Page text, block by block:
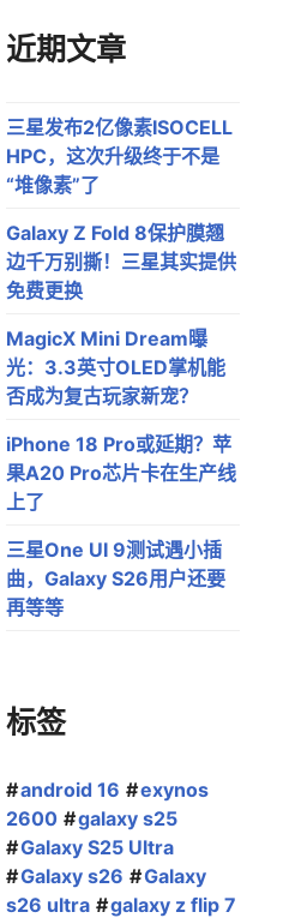
近期文章
三星发布2亿像素ISOCELL
HPC，这次升级终于不是
“堆像素”了
Galaxy Z Fold 8保护膜翘
边千万别撕！三星其实提供
免费更换
MagicX Mini Dream曝
光：3.3英寸OLED掌机能
否成为复古玩家新宠？
iPhone 18 Pro或延期？苹
果A20 Pro芯片卡在生产线
上了
三星One UI 9测试遇小插
曲，Galaxy S26用户还要
再等等
标签
android 16
exynos
2600
galaxy s25
Galaxy S25 Ultra
Galaxy s26
Galaxy
s26 ultra
galaxy z flip 7